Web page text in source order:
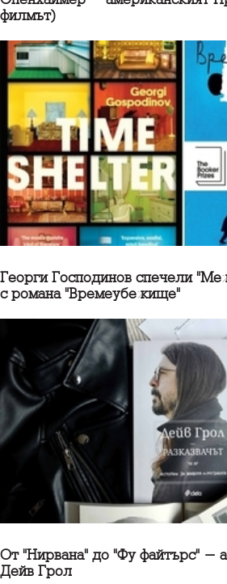
филмът)
Георги Господинов спечели
с романа "Времеубежище"
От "Нирвана" до "Фу файтърс" -
Дейв Грол